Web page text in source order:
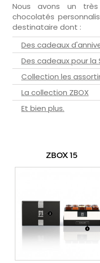
Nous avons un
chocolatés
destinataire dont :
Des cadeaux
Des cadeaux pour
Collection les
La collection ZBOX
Et bien plus.
ZBOX 15